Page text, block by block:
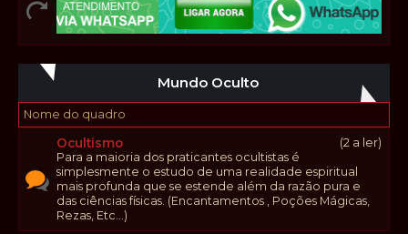
Mundo Oculto
Nome do quadro
Ocultismo
(2 a ler)
Para a maioria dos praticantes ocultistas é
simplesmente o estudo de uma realidade espiritual
mais profunda que se estende além da razão pura e
das ciências físicas. (Encantamentos , Poções Mágicas,
Rezas, Etc...)